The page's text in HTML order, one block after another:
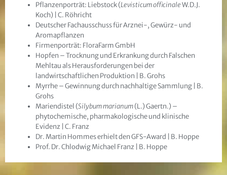
Pflanzenporträt: Liebstock (Levisticum officinaleW.D.J.
Koch) | C. Röhricht
Deutscher Fachausschuss für Arznei-, Gewürz- und
Aromapflanzen
Firmenporträt: FloraFarm GmbH
Hopfen – Trocknung und Erkrankung durch Falschen
Mehltau als Herausforderungen bei der
landwirtschaftlichen Produktion | B. Grohs
Myrrhe – Gewinnung durch nachhaltige Sammlung | B.
Grohs
Mariendistel (Silybum marianum(L.) Gaertn.) –
phytochemische, pharmakologische und klinische
Evidenz | C. Franz
Dr. Martin Hommes erhielt den GFS-Award | B. Hoppe
Prof. Dr. Chlodwig Michael Franz | B. Hoppe